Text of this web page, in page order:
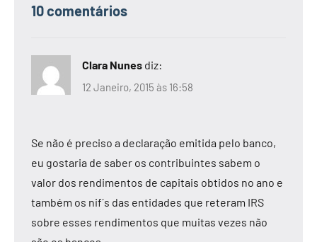
10 comentários
Clara Nunes diz:
12 Janeiro, 2015 às 16:58
Se não é preciso a declaração emitida pelo banco,
eu gostaria de saber os contribuintes sabem o
valor dos rendimentos de capitais obtidos no ano e
também os nif´s das entidades que reteram IRS
sobre esses rendimentos que muitas vezes não